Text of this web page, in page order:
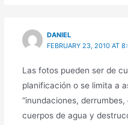
DANIEL
FEBRUARY 23, 2010 AT
Las fotos pueden ser de
planificación o se limita a
“inundaciones,
cuerpos de agua y